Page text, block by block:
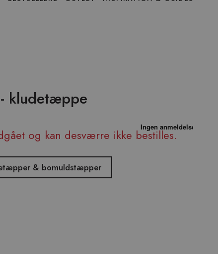
kludetæppe
og kan desværre ikke bestilles.
& bomuldstæpper